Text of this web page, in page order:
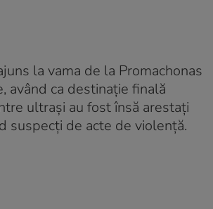
la vama de la Promachonas
având ca destinație finală
ultrași au fost însă arestați
suspecți de acte de violență.